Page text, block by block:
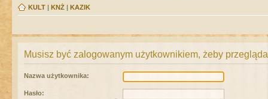
KULT | KNŻ | KAZIK
Musisz być zalogowanym użytkownikiem, żeby
Nazwa użytkownika:
Hasło: